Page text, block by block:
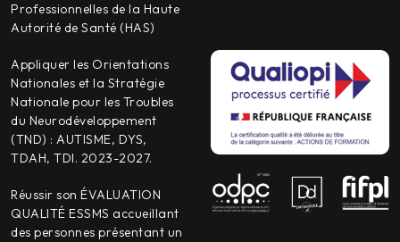
Professionnelles de la Haute
Autorité de Santé (HAS)
Appliquer les Orientations
Nationales et la Stratégie
Nationale pour les Troubles
du Neurodéveloppement
(TND) : AUTISME, DYS,
TDAH, TDI. 2023-2027.
Réussir son ÉVALUATION
QUALITÉ ESSMS accueillant
des personnes présentant un